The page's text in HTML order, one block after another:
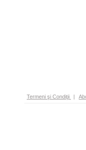
Termeni şi Condiţii |